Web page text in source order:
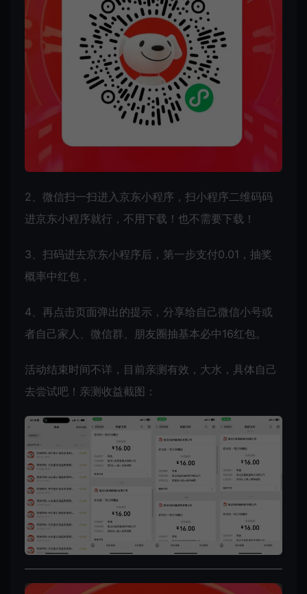
2、微信扫一扫进入京东小程序，扫小程序二维码码
进京东小程序就行，不用下载！也不需要下载！
3、扫码进去京东小程序后，第一步支付0.01，抽奖
概率中红包，
4、再点击页面弹出的提示，分享给自己微信小号或
者自己家人、微信群、朋友圈抽基本必中16红包。
活动结束时间不详，目前亲测有效，大水，具体自己
去尝试吧！亲测收益截图：